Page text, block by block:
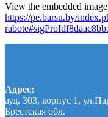
View the embedded
https://pe.barsu.by/
Адрес:
ауд. 303, корпус 1,
Брестская обл.